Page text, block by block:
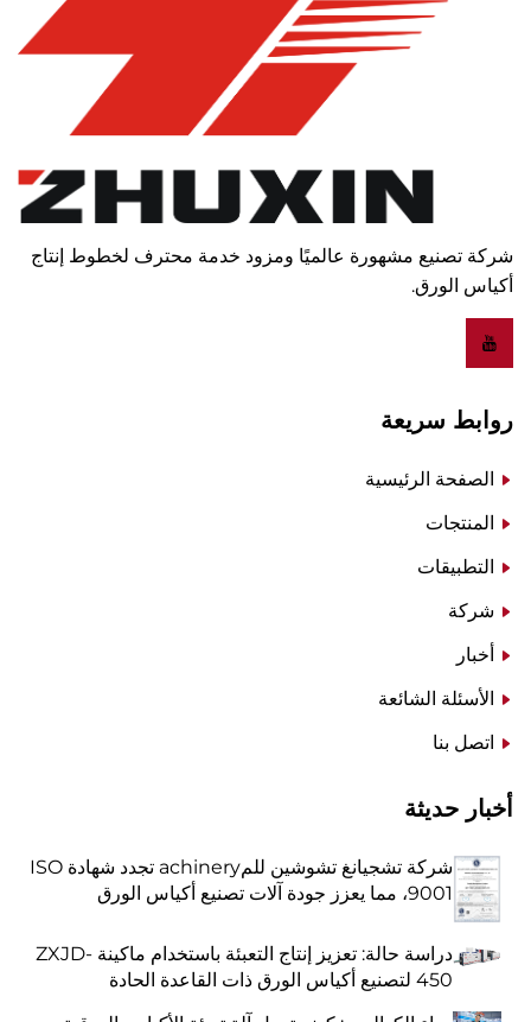
شركة تصنيع مشهورة عالميًا ومزود خدمة محترف لخطوط إنتاج
أكياس الورق.
روابط سريعة
الصفحة الرئيسية
المنتجات
التطبيقات
شركة
أخبار
الأسئلة الشائعة
اتصل بنا
أخبار حديثة
شركة تشجيانغ تشوشين للمachinery تجدد شهادة ISO
9001، مما يعزز جودة آلات تصنيع أكياس الورق
دراسة حالة: تعزيز إنتاج التعبئة باستخدام ماكينة ZXJD-
450 لتصنيع أكياس الورق ذات القاعدة الحادة